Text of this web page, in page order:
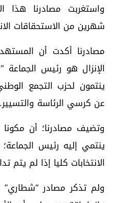
واستغربت مصادرنا هذا
شهرين من الاستحقاقات
مصادرنا أكدت أن
الإنزال هو رئيس
ينتمون لحزب التجمع
عن كرسي الرئاسة والتسيير.
وتضيف مصادرنا؛ أن مكونا
ينتمي إليه رئيس
الانتخابات كليا إذا لم يتم
ولم تذكر مصادر